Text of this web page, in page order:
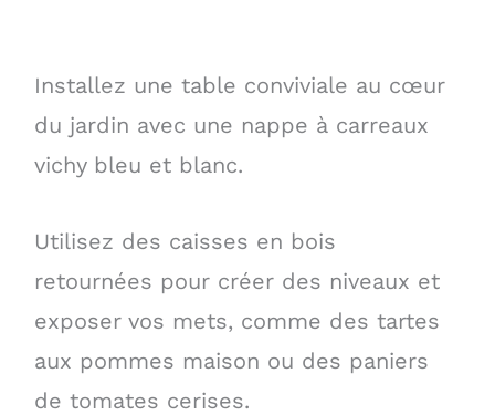
Installez une table conviviale au cœur
du jardin avec une nappe à carreaux
vichy bleu et blanc.
Utilisez des caisses en bois
retournées pour créer des niveaux et
exposer vos mets, comme des tartes
aux pommes maison ou des paniers
de tomates cerises.